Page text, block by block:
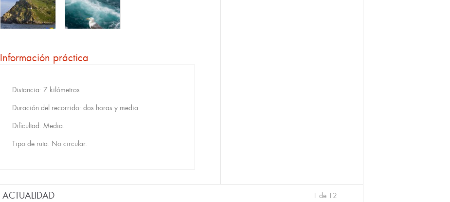
Información práctica
Distancia: 7 kilómetros.
Duración del recorrido: dos horas y media.
Dificultad: Media.
Tipo de ruta: No circular.
ACTUALIDAD 1 de 12